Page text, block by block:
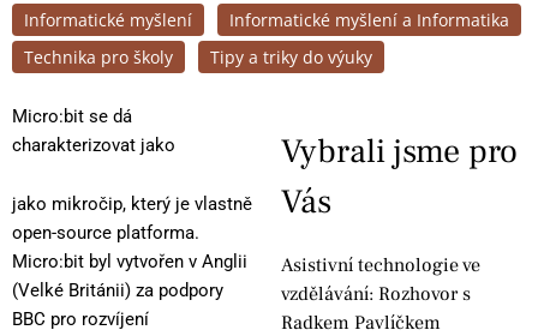
Informatické myšlení
Informatické myšlení a Informatika
Technika pro školy
Tipy a triky do výuky
Micro:bit se dá
charakterizovat jako
jako mikročip, který je vlastně
open-source platforma.
Micro:bit byl vytvořen v Anglii
(Velké Británii) za podpory
BBC pro rozvíjení
Vybrali jsme pro
Vás
Asistivní technologie ve
vzdělávání: Rozhovor s
Radkem Pavlíčkem